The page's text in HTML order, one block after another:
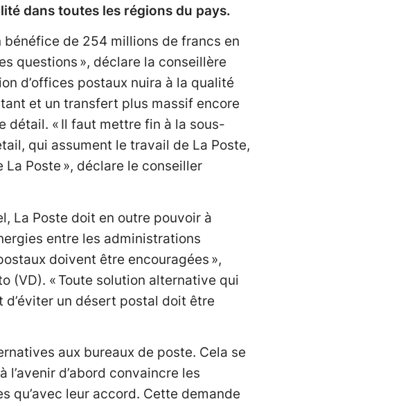
dans toutes les régions du pays.
bénéfice de 254 millions de francs en
questions », déclare la conseillère
d’offices postaux nuira à la qualité
et un transfert plus massif encore
détail. « Il faut mettre fin à la sous-
qui assument le travail de La Poste,
Poste », déclare le conseiller
La Poste doit en outre pouvoir à
entre les administrations
doivent être encouragées »,
(VD). « Toute solution alternative qui
un désert postal doit être
aux bureaux de poste. Cela se
d’abord convaincre les
qu’avec leur accord. Cette demande